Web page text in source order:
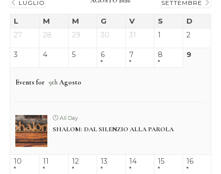
LUGLIO SETTEMBRE
L M M G V S D
27 28 29 30 31 1 2
3 4 5 6 7 8 9
Events for 9thAgosto
All Day
SHALOM: DAL SILENZIO ALLA PAROLA
10 11 12 13 14 15 16